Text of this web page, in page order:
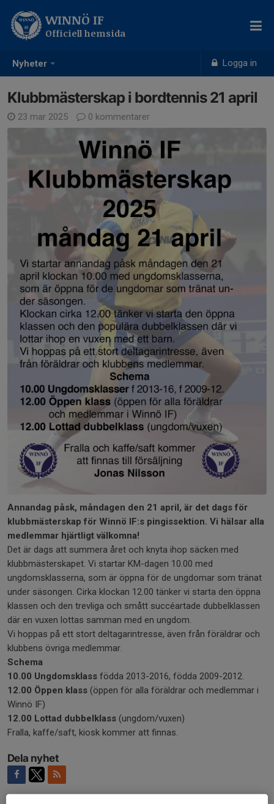
Nyheter Logga in
WINNÖ IF
Officiell hemsida
Klubbmästerskap i bordtennis 21 april
23 mar 2025 0 kommentarer
Annandag påsk, måndagen den 21 april, är det dags för
klubbmästerskap för Winnö IF:s pingissektion. Vi hälsar alla
medlemmar hjärtligt välkomna!
Det är dags att summera året och knyta ihop säcken med
klubbmästerskapet. Vi startar KM-dagen 10.00 med
ungdomsklasserna, som är öppna för de ungdomar som tränat
under säsongen. Cirka klockan 12.00 tänker vi starta den öppna
klassen och den trevliga och smått succéartade dubbelklassen
där en vuxen lottas samman med en ungdom.
Vi hoppas på ett stort deltagarintresse, även från föräldrar och
klubbens övriga medlemmar.
Schema
10.00 Ungdomsklass födda 2013-2016, födda 2009-2012.
12.00 Öppen klass (öppen för alla föräldrar och medlemmar i
Winnö IF)
12.00 Lottad dubbelklass (ungdom/vuxen)
Fralla, kaffe/saft, kiosk kommer att finnas.
Dela nyhet